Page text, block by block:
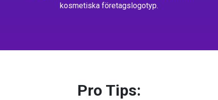
kosmetiska företagslogotyp.
Pro Tips: